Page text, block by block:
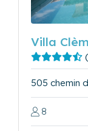
Villa
505 chemin
8